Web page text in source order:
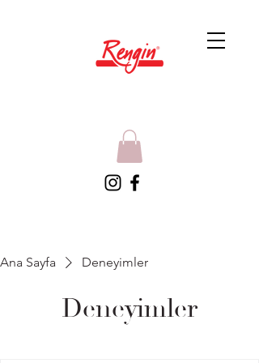
Ana Sayfa Deneyimler
Deneyimler